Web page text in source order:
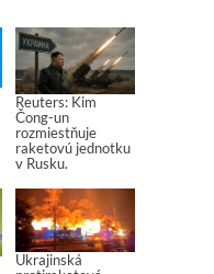
Reuters: Kim
Čong-un
rozmiestňuje
raketovú jednotku
v Rusku.
Ukrajinská